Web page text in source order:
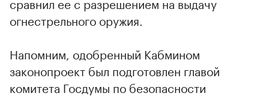
огнестрельного оружия.
Напомним, одобренный Кабмином
законопроект был подготовлен главой
комитета Госдумы по безопасности